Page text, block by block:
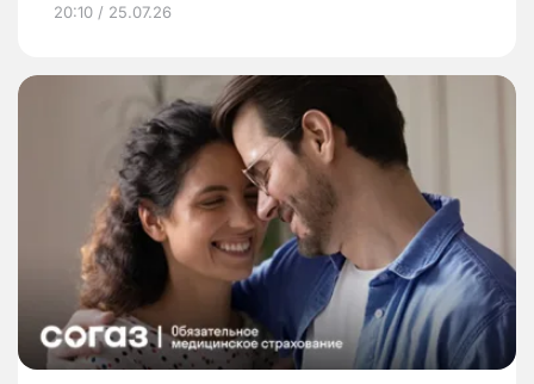
20:10 / 25.07.26